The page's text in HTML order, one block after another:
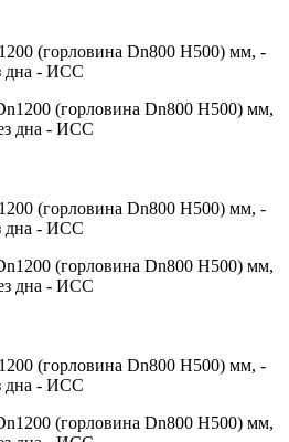
(горловина Dn800 H500) мм, -
дна - ИСС
(горловина Dn800 H500) мм, -
дна - ИСС
(горловина Dn800 H500) мм, -
дна - ИСС